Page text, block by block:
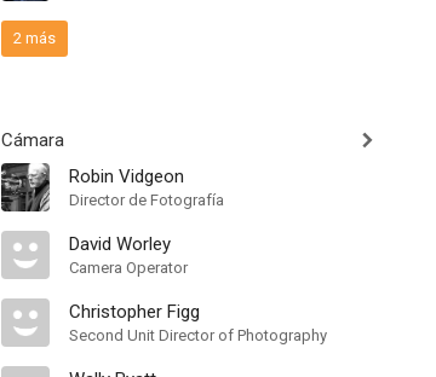
2 más
Cámara
Robin Vidgeon
Director de Fotografía
David Worley
Camera Operator
Christopher Figg
Second Unit Director of Photography